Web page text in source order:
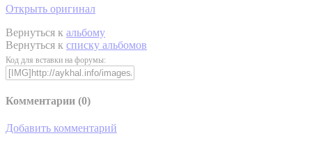
Открыть оригинал
Вернуться к альбому
Вернуться к списку альбомов
Код для вставки на форумы:
Комментарии (0)
Добавить комментарий